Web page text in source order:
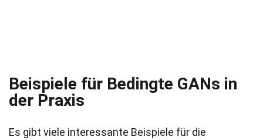
Beispiele für Bedingte GANs in
der Praxis
Es gibt viele interessante Beispiele für die